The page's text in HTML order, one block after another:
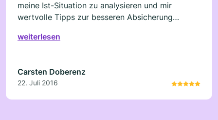
meine Ist-Situation zu analysieren und mir
wertvolle Tipps zur besseren Absicherung
Top!
weiterlesen
Carsten Doberenz
22. Juli 2016